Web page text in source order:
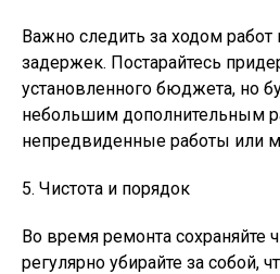
Важно следить за ходом работ
задержек. Постарайтесь
установленного бюджета, но
небольшим дополнительным
непредвиденные работы или
5. Чистота и порядок
Во время ремонта сохраняйте
регулярно убирайте за собой,